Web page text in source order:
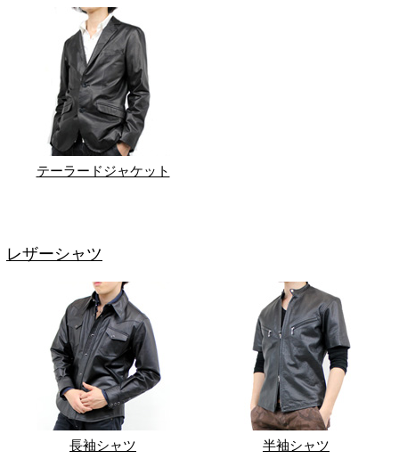
テーラードジャケット
レザーシャツ
長袖シャツ 半袖シャツ